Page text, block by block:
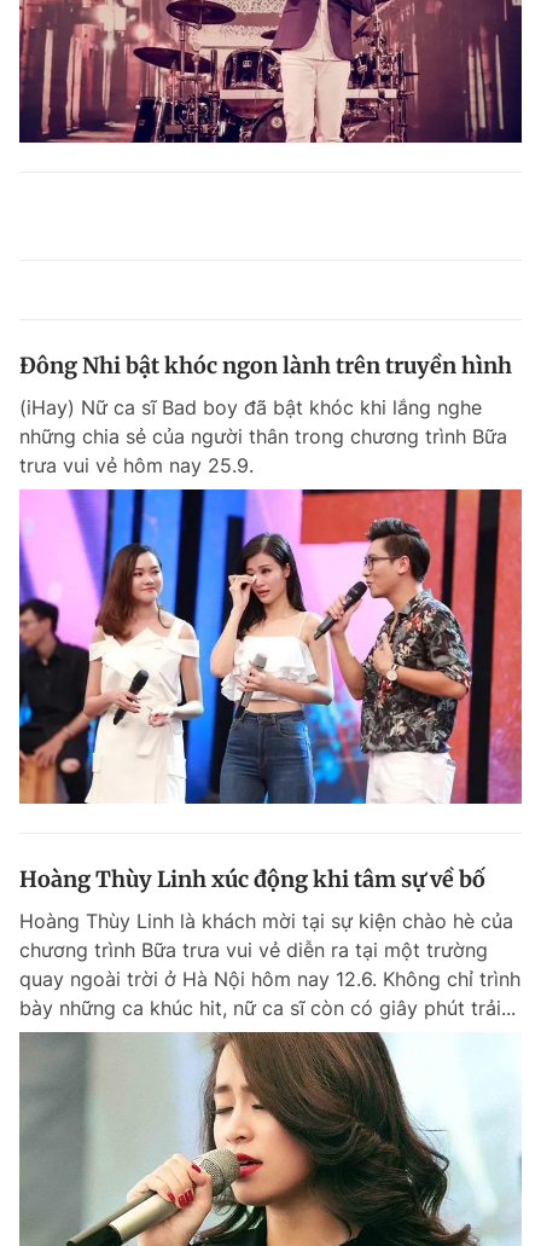
Đông Nhi bật khóc ngon lành trên truyền hình
(iHay) Nữ ca sĩ Bad boy đã bật khóc khi lắng nghe
những chia sẻ của người thân trong chương trình Bữa
trưa vui vẻ hôm nay 25.9.
Hoàng Thùy Linh xúc động khi tâm sự về bố
Hoàng Thùy Linh là khách mời tại sự kiện chào hè của
chương trình Bữa trưa vui vẻ diễn ra tại một trường
quay ngoài trời ở Hà Nội hôm nay 12.6. Không chỉ trình
bày những ca khúc hit, nữ ca sĩ còn có giây phút trải...